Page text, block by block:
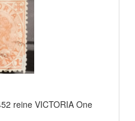
reine VICTORIA One